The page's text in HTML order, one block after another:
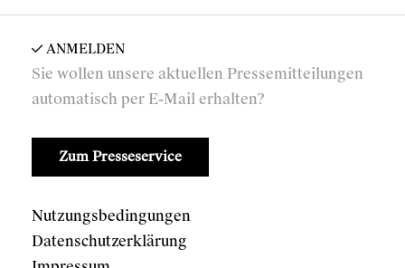
ANMELDEN
Sie wollen unsere aktuellen Pressemitteilungen
automatisch per E-Mail erhalten?
Zum Presseservice
Nutzungsbedingungen
Datenschutzerklärung